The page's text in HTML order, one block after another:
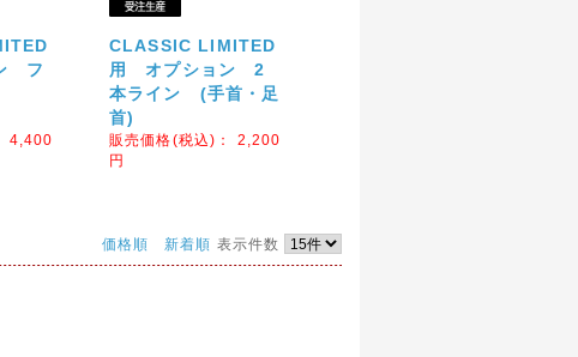
フ
4,400
CLASSIC LIMITED
用 オプション 2
本ライン (手首・足
首)
販売価格(税込)： 2,200
円
価格順 新着順 表示件数